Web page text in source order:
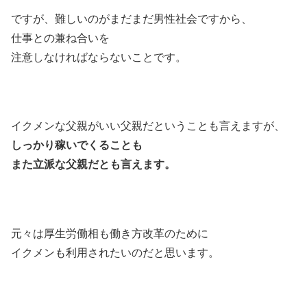
ですが、難しいのがまだまだ男性社会ですから、
仕事との兼ね合いを
注意しなければならないことです。
イクメンな父親がいい父親だということも言えますが、
しっかり稼いでくることも
また立派な父親だとも言えます。
元々は厚生労働相も働き方改革のために
イクメンも利用されたいのだと思います。